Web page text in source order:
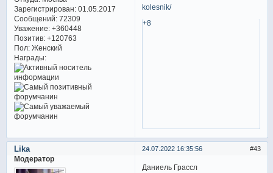
Зарегистрирован: 01.05.2017
Сообщений:72309
Уважение: +360448
Позитив: +120763
Пол:Женский
Награды:
kolesnik/
+8
43
24.07.2022 16:35:56
Lika
Модератор
Даниель Грассл